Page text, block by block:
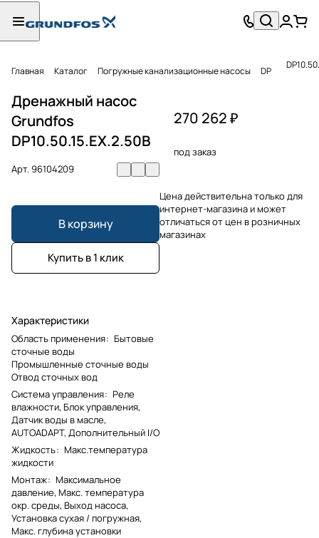
Главная Каталог Погружные канализационные насосы DP
Дренажный насос
Grundfos
DP10.50.15.EX.2.50B
Арт.96104209
В корзину
Купить в 1 клик
Характеристики
Область применения: Бытовые
сточные воды
Промышленные сточные воды
Отвод сточных вод
Система управления: Реле
влажности, Блок управления,
Датчик воды в масле,
AUTOADAPT, Дополнительный I/O
Жидкость: Макс.температура
жидкости
Монтаж: Максимальное
давление, Макс. температура
окр. среды, Выход насоса,
Установка сухая / погружная,
Макс. глубина установки
270 262 ₽
под заказ
Цена действительна только для
интернет-магазина и может
отличаться от цен в розничных
магазинах